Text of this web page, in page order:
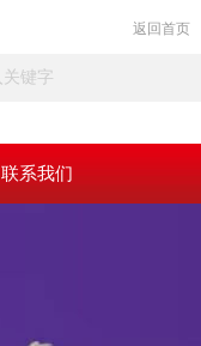
返回首页
联系我们